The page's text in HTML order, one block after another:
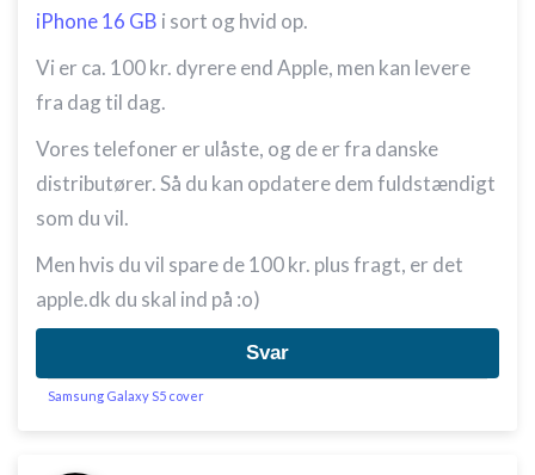
iPhone 16 GB i sort og hvid op.
Vi er ca. 100 kr. dyrere end Apple, men kan levere
fra dag til dag.
Vores telefoner er ulåste, og de er fra danske
distributører. Så du kan opdatere dem fuldstændigt
som du vil.
Men hvis du vil spare de 100 kr. plus fragt, er det
apple.dk du skal ind på :o)
Svar
Samsung Galaxy S5 cover